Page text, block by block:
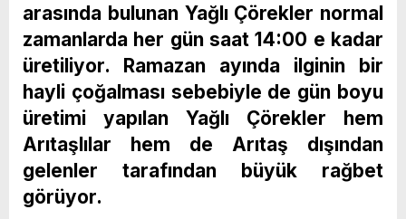
arasında bulunan Yağlı Çörekler normal
zamanlarda her gün saat 14:00 e kadar
üretiliyor. Ramazan ayında ilginin bir
hayli çoğalması sebebiyle de gün boyu
üretimi yapılan Yağlı Çörekler hem
Arıtaşlılar hem de Arıtaş dışından
gelenler tarafından büyük rağbet
görüyor.